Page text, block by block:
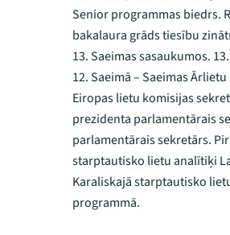
Senior programmas biedrs.
bakalaura grāds tiesību
13. Saeimas sasaukumos.
12. Saeimā – Saeimas
Eiropas lietu komisijas
prezidenta parlamentārais
parlamentārais sekretārs.
starptautisko lietu analītiķi
Karaliskajā starptautisko
programmā.